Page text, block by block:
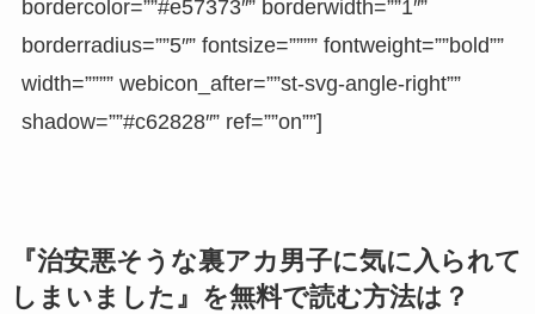
bordercolor=””#e57373″” borderwidth=””1″”
borderradius=””5″” fontsize=”””” fontweight=””bold””
width=”””” webicon_after=””st-svg-angle-right””
shadow=””#c62828″” ref=””on””]
『治安悪そうな裏アカ男子に気に入られて
しまいました』を無料で読む方法は？